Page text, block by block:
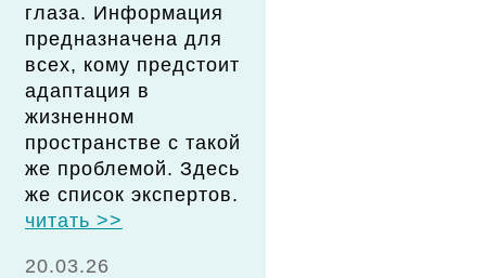
глаза. Информация
предназначена для
всех, кому предстоит
адаптация в
жизненном
пространстве с такой
же проблемой. Здесь
же список экспертов.
читать >>
20.03.26